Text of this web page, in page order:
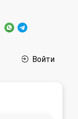
Войти